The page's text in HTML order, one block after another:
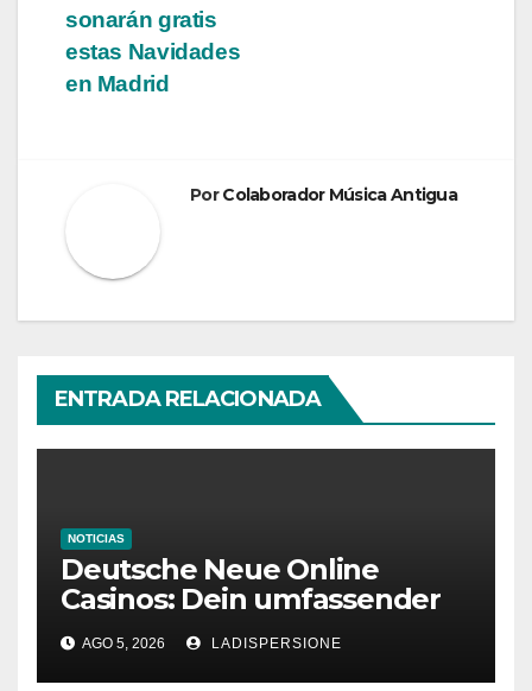
entradas
sonarán gratis
estas Navidades
en Madrid
PorColaborador Música Antigua
ENTRADA RELACIONADA
NOTICIAS
Deutsche Neue Online
Casinos: Dein umfassender
Ratgeber für moderne
Glücksspielplattformen
AGO 5, 2026 LADISPERSIONE